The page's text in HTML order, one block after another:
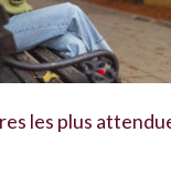
les plus